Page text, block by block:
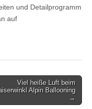
und Detailprogramm
auf
Viel heiße Luft beim
Alpin Ballooning
→